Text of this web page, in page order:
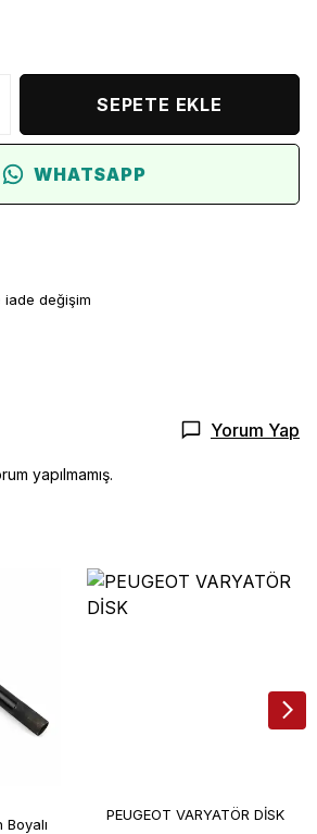
SEPETE EKLE
WHATSAPP
iade değişim
Yorum Yap
yapılmamış.
PEUGEOT VARYATÖR DİSK